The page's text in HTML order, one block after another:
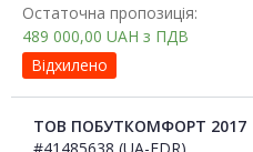
Остаточна пропозиція:
489 000,00 UAH з ПДВ
Відхилено
ТОВ ПОБУТКОМФОРТ 2017
#41485638 (UA-EDR)